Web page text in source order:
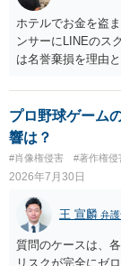
ホテルでお金を盗
ンサーにLINEのス
は名誉棄損を理由
その人が会社を経
賠償金と8人分の従
の計算がすべて損
良いかと思います
プロ野球ゲーム
響は？
#肖像権侵害 #著作権侵
2026年7月30日
王 宣麟 弁
質問のケースは、
リスクが完全にゼ